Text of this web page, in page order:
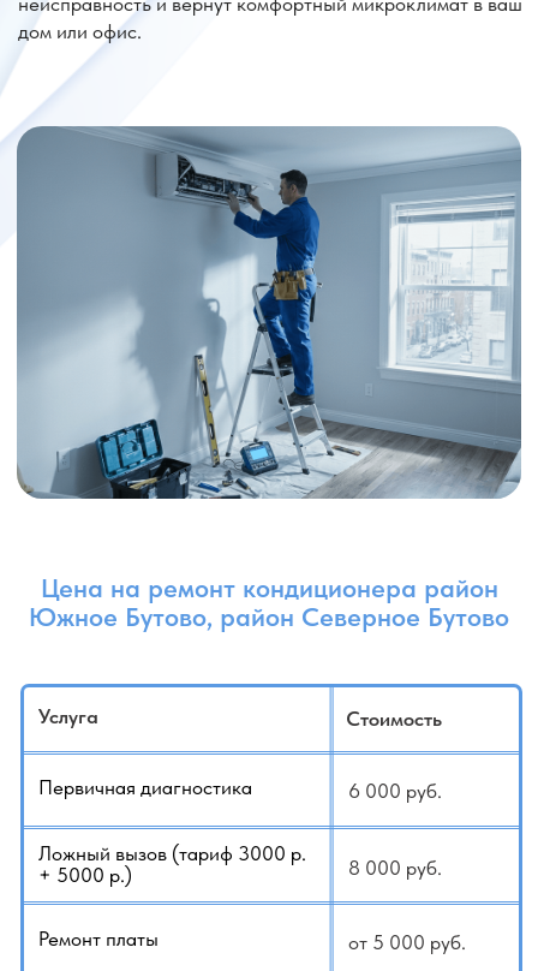
Услуга
Первичная диагностика
Опрессовка азотом
Ложный вызов (тариф 3000 р.
Дозаправка (250 г)
8 000 руб.
от 5 000 руб.
2 500 руб.
2 000 руб.
5 000 руб.
15 000 руб.
Южное Бутово, район Северное Бутово
Если вы сомневаетесь или не знаете как
рассчитать стоимость, у нас есть услуга:
Выезд для оценки работ
+79140648798
+79647092229
WhatsApp